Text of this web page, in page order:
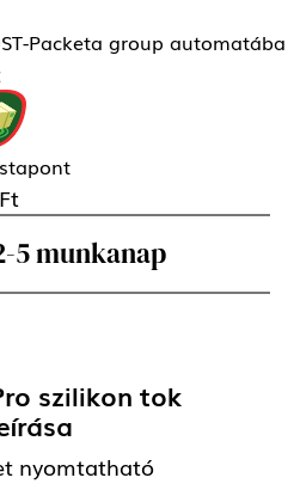
Packeta group automatába
5 munkanap
szilikon tok
nyomtatható